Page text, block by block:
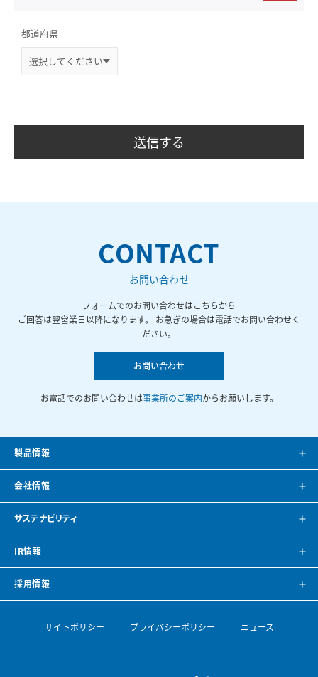
都道府県
CONTACT
お問い合わせ
フォームでのお問い合わせはこちらから
ご回答は翌営業日以降になります。 お急ぎの場合は電話でお問い合わせく
ださい。
お問い合わせ
お電話でのお問い合わせは事業所のご案内からお願いします。
製品情報
製品案内
システム提案
CAD・BIMデータ
空調ナビゲーション
導入事例
会社情報
会社案内
会社概要
見学のご案内
空調機開発の歴史
サステナビリティ
方針・トップメッセージ
環境
IR情報
IRニュース
採用情報
サイトポリシー プライバシーポリシー ニュース